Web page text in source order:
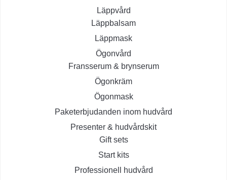
Läppvård
Läppbalsam
Läppmask
Ögonvård
Fransserum & brynserum
Ögonkräm
Ögonmask
Paketerbjudanden inom hudvård
Presenter & hudvårdskit
Gift sets
Start kits
Professionell hudvård